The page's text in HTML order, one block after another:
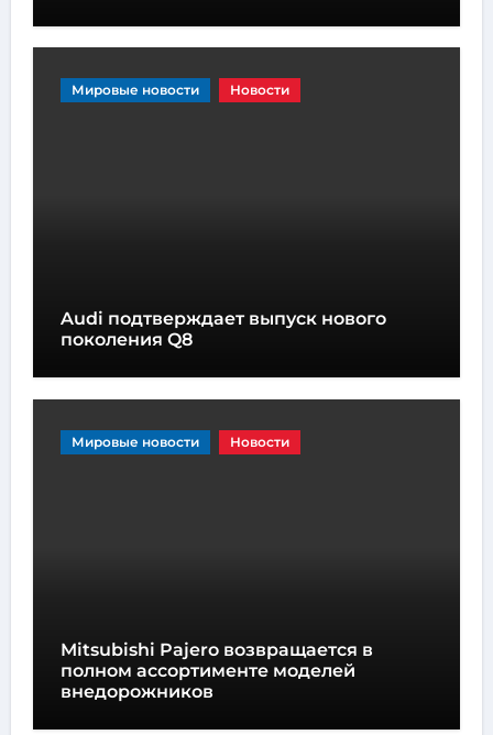
Мировые новости Новости
Audi подтверждает выпуск нового
поколения Q8
Мировые новости Новости
Mitsubishi Pajero возвращается в
полном ассортименте моделей
внедорожников